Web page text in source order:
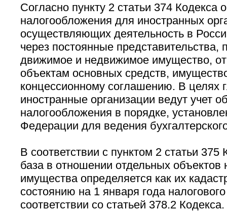
Согласно пункту 2 статьи 374 Кодекса
налогообложения для иностранных
осуществляющих деятельность в
через постоянные представительства,
движимое и недвижимое имущество,
объектам основных средств,
концессионному соглашению. В целях
иностранные организации ведут учет
налогообложения в порядке,
Федерации для ведения
В соответствии с пунктом 2 статьи 375
база в отношении отдельных объектов
имущества определяется как их
состоянию на 1 января года
соответствии со статьей 378.2 Кодекса.